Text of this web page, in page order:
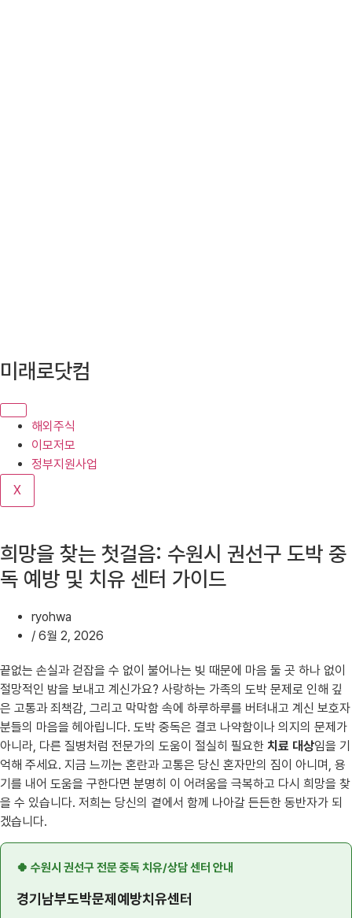
콘
텐
로
뛰
미래로닷컴
해외주식
이모저모
정부지원사업
X
희망을 찾는 첫걸음: 수원시 권선구 도박 중
독 예방 및 치유 센터 가이드
ryohwa
/ 6월 2, 2026
끝없는 손실과 걷잡을 수 없이 불어나는 빚 때문에 마음 둘 곳 하나 없이
절망적인 밤을 보내고 계신가요? 사랑하는 가족의 도박 문제로 인해 깊
은 고통과 죄책감, 그리고 막막함 속에 하루하루를 버텨내고 계신 보호자
분들의 마음을 헤아립니다. 도박 중독은 결코 나약함이나 의지의 문제가
아니라, 다른 질병처럼 전문가의 도움이 절실히 필요한 치료 대상임을 기
억해 주세요. 지금 느끼는 혼란과 고통은 당신 혼자만의 짐이 아니며, 용
기를 내어 도움을 구한다면 분명히 이 어려움을 극복하고 다시 희망을 찾
을 수 있습니다. 저희는 당신의 곁에서 함께 나아갈 든든한 동반자가 되
겠습니다.
🍀 수원시 권선구 전문 중독 치유/상담 센터 안내
경기남부도박문제예방치유센터